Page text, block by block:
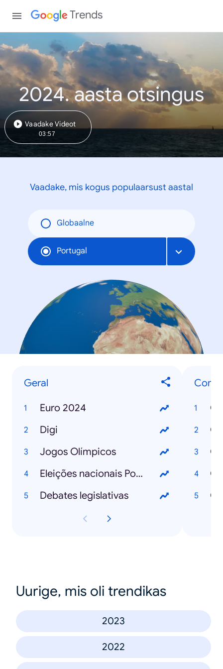
Trends
2024. aasta otsingus
Vaadake Videot
03:57
Vaadake, mis kogus populaarsust aastal
Globaalne
Portugal
Geral
Euro 2024
Digi
Jogos Olímpicos
Eleições nacionais Portugal
Debates legislativas
Uurige, mis oli trendikas
2023
2022